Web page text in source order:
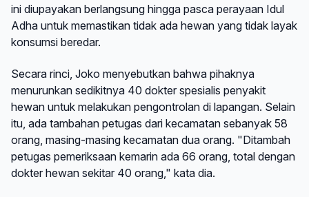
ini diupayakan berlangsung hingga pasca perayaan Idul
Adha untuk memastikan tidak ada hewan yang tidak layak
konsumsi beredar.
Secara rinci, Joko menyebutkan bahwa pihaknya
menurunkan sedikitnya 40 dokter spesialis penyakit
hewan untuk melakukan pengontrolan di lapangan. Selain
itu, ada tambahan petugas dari kecamatan sebanyak 58
orang, masing-masing kecamatan dua orang. "Ditambah
petugas pemeriksaan kemarin ada 66 orang, total dengan
dokter hewan sekitar 40 orang," kata dia.